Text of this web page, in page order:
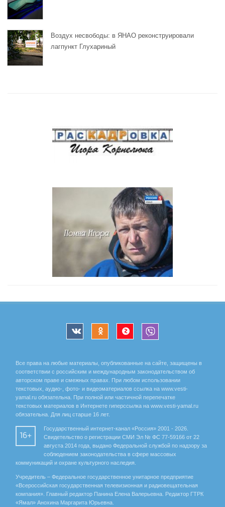
Воздух несвободы: в ЯНАО реконструировали
лагпункт Глухариный
Все права на любые материалы, опубликованные на сайте, защищены в
соответствии с российским и международным законодательством об
авторском праве и смежных правах. При любом использовании
текстовых, аудио-, фото- и видеоматериалов ссылка на www.vesti-
yamal.ru обязательна. При полной или частичной перепечатке
текстовых материалов в Интернете гиперссылка на www.vesti-yamal.ru
обязательна. Для лиц старше 16 лет.
16+
Государственный интернет-канал «Россия» 2001 - 2026.
Свидетельство о регистрации СМИ Эл № ФС 77-59166 от 22
августа 2014 года, выдано Федеральной службой по надзору за
соблюдением законодательства в сфере массовых
коммуникаций и охране культурного наследия.
Учредитель – Федеральное государственное унитарное предприятие
«Всероссийская государственная телевизионная и радиовещательная
компания». Главный редактор Панина Елена Валерьевна. Редактор ГТРК
«Ямал» Анохина Маргарита Юрьевна.